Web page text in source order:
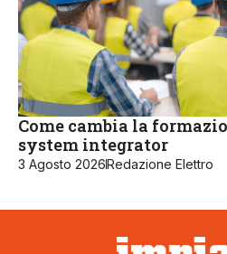
Come cambia la
system integrator
3 Agosto 2026Redazione Elettro